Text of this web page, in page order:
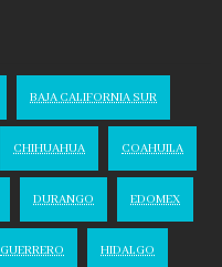
BAJA CALIFORNIA SUR
CHIHUAHUA COAHUILA
DURANGO EDOMEX
GUERRERO HIDALGO